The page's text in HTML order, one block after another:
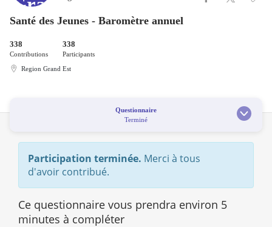
Santé des Jeunes - Baromètre annuel
338
Contributions
338
Participants
Region Grand Est
Questionnaire
Terminé
Participation terminée. Merci à tous
d'avoir contribué.
Ce questionnaire vous prendra environ 5
minutes à compléter